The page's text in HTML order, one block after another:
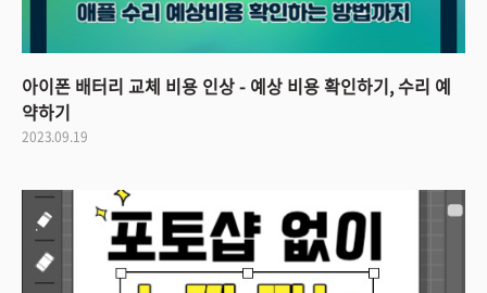
아이폰 배터리 교체 비용 인상 - 예상 비용 확인하기, 수리 예
약하기
2023.09.19